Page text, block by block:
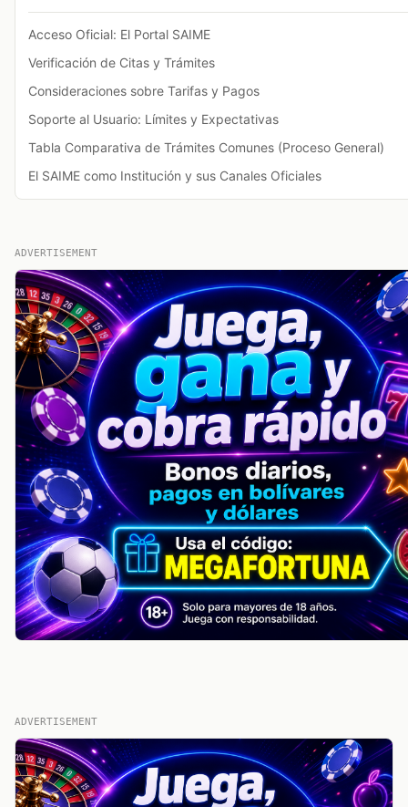
Acceso Oficial: El Portal SAIME
Verificación de Citas y Trámites
Consideraciones sobre Tarifas y Pagos
Soporte al Usuario: Límites y Expectativas
Tabla Comparativa de Trámites Comunes (Proceso General)
El SAIME como Institución y sus Canales Oficiales
ADVERTISEMENT
ADVERTISEMENT